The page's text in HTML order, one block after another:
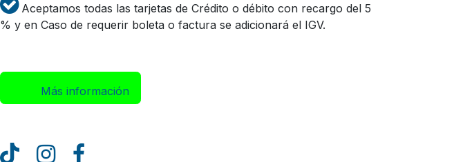
Aceptamos todas las tarjetas de Crédito o débito con recargo del 5
% y en Caso de requerir boleta o factura se adicionará el IGV.
Más inform​​​​ación